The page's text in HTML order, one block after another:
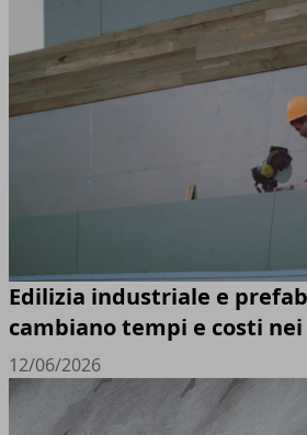
Edilizia industriale e
cambiano tempi e costi
12/06/2026